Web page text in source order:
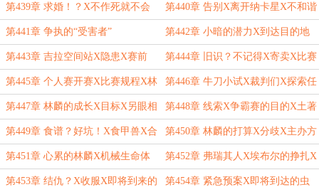
看 心的金
第439章 求婚！？X不作死就不会
死
第440章 告别X离开纳卡星X不和谐
的旅程
第441章 争执的“受害者” 第442章 小暗的潜力X到达目的地
第443章 吉拉空间站X隐患X赛前 第444章 旧识？不记得X寄卖X比赛
开始
第445章 个人赛开赛X比赛规程X林
麟的进步
第446章 牛刀小试X裁判们X探索任
务
第447章 林麟的成长X目标X另眼相
看
第448章 线索X争霸赛的目的X土著
星兽
第449章 食谱？好坑！X食甲兽X合
作？
第450章 林麟的打算X分歧X主办方
的失策
第451章 心累的林麟X机械生命体
弗瑞
第452章 弗瑞其人X埃布尔的挣扎X
林麟的调教
第453章 结仇？X收服X即将到来的 第454章 紧急预案X即将到达的虫